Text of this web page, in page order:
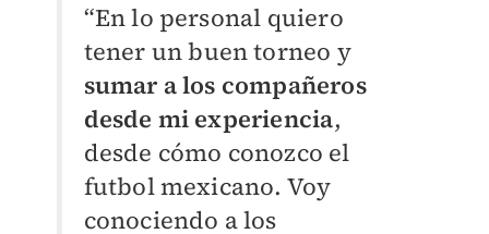
“En lo personal quiero
tener un buen torneo y
sumar a los compañeros
desde mi experiencia,
desde cómo conozco el
futbol mexicano. Voy
conociendo a los